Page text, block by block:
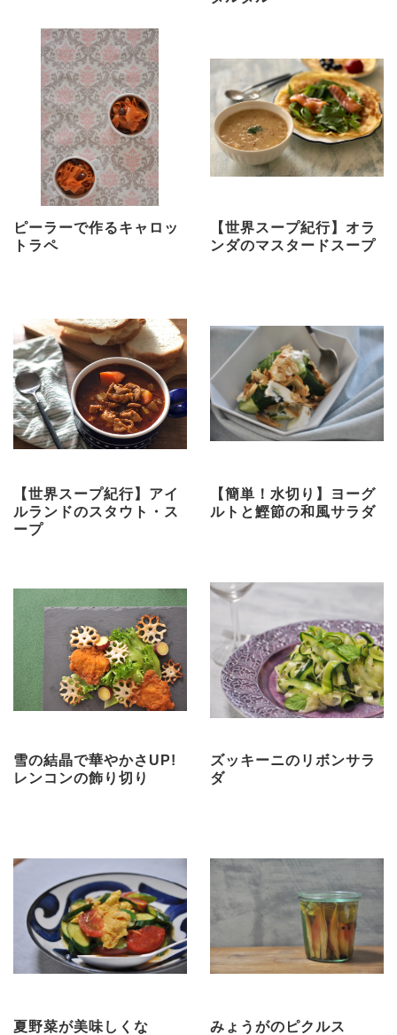
ピーラーで作るキャロッ
トラペ
【世界スープ紀行】オラ
ンダのマスタードスープ
【世界スープ紀行】アイ
ルランドのスタウト・ス
ープ
【簡単！水切り】ヨーグ
ルトと鰹節の和風サラダ
雪の結晶で華やかさUP!
レンコンの飾り切り
ズッキーニのリボンサラ
ダ
夏野菜が美味しくな
みょうがのピクルス